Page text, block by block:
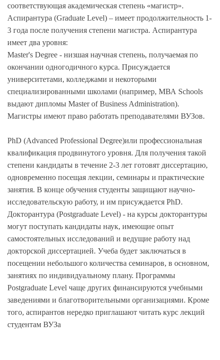
соответствующая академическая степень «магистр».
Аспирантура (Graduate Level) – имеет продолжительность 1-
3 года после получения степени магистра. Аспирантура
имеет два уровня:
Master's Degree - низшая научная степень, получаемая по
окончании одногодичного курса. Присуждается
университетами, колледжами и некоторыми
специализированными школами (например, МВА Schools
выдают дипломы Master of Business Administration).
Магистры имеют право работать преподавателями ВУЗов.
PhD (Advanced Professional Degree)или профессиональная
квалификация продвинутого уровня. Для получения такой
степени кандидаты в течение 2-3 лет готовят диссертацию,
одновременно посещая лекции, семинары и практические
занятия. В конце обучения студенты защищают научно-
исследовательскую работу, и им присуждается PhD.
Докторантура (Postgraduate Level) - на курсы докторантуры
могут поступать кандидаты наук, имеющие опыт
самостоятельных исследований и ведущие работу над
докторской диссертацией. Учеба будет заключаться в
посещении небольшого количества семинаров, в основном,
занятиях по индивидуальному плану. Программы
Postgraduate Level чаще других финансируются учебными
заведениями и благотворительными организациями. Кроме
того, аспирантов нередко приглашают читать курс лекций
студентам ВУЗа